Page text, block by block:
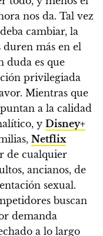
nos da. Tal vez
cambiar, la
duren más en el
duda es que
privilegiada
Mientras que
a la calidad
y Disney+
Netflix
de cualquier
ancianos, de
sexual.
buscan
demanda
a lo largo